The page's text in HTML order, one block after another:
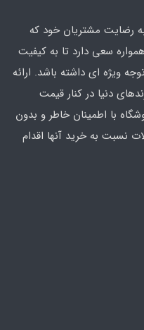
رضایت مشتریان خود که
سعی دارد تا به کیفیت
ویژه ای داشته باشد. ارائه
دنیا در کنار قیمت
با اطمینان خاطر و بدون
نسبت به خرید آنها اقدام